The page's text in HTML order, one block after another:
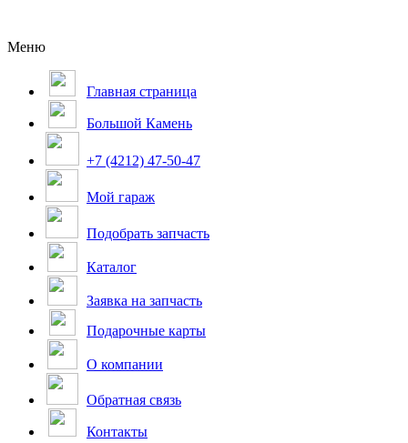
Меню
Главная страница
Большой Камень
+7 (4212) 47-50-47
Мой гараж
Подобрать запчасть
Каталог
Заявка на запчасть
Подарочные карты
О компании
Обратная связь
Контакты